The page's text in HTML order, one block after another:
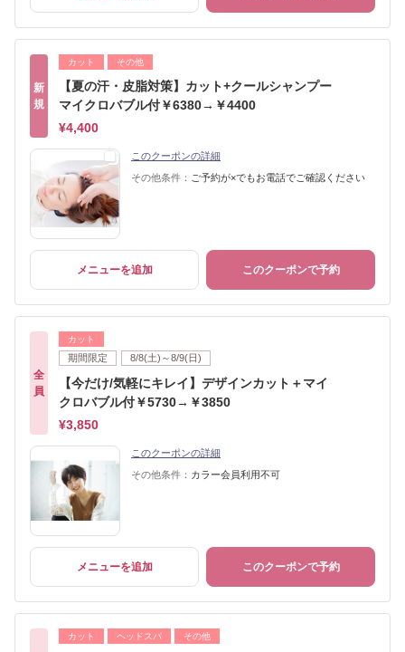
新
規
カット その他
【夏の汗・皮脂対策】カット+クールシャンプー
マイクロバブル付￥6380→￥4400
¥4,400
このクーポンの詳細
その他条件： ご予約が×でもお電話でご確認ください
メニューを追加 このクーポンで予約
全
員
カット
期間限定 8/8(土)～8/9(日)
【今だけ/気軽にキレイ】デザインカット＋マイ
クロバブル付￥5730→￥3850
¥3,850
このクーポンの詳細
その他条件： カラー会員利用不可
メニューを追加 このクーポンで予約
カット ヘッドスパ その他